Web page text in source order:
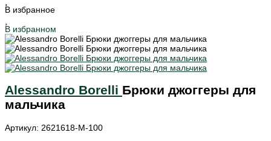
В избранное
В избранном
Alessandro Borelli Брюки джоггеры для
мальчика
Артикул: 2621618-M-100